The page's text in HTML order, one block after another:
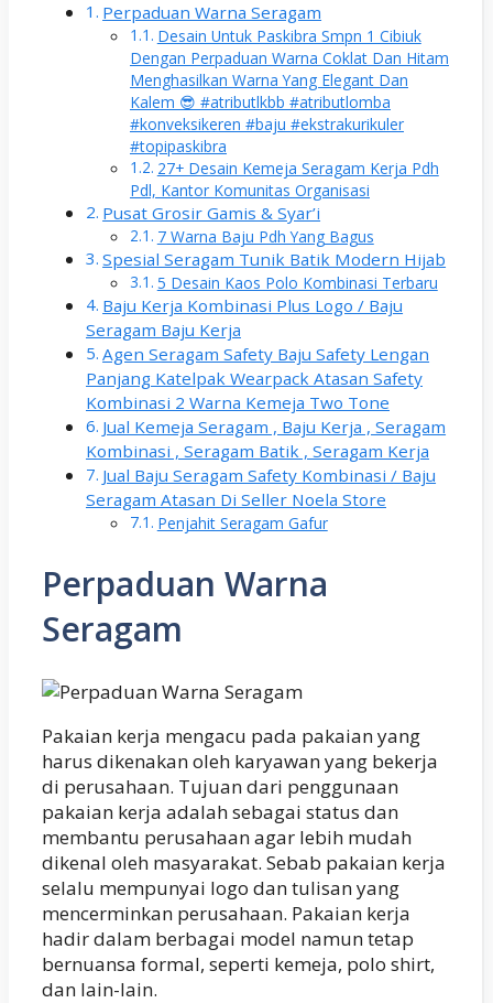
Perpaduan Warna Seragam
Desain Untuk Paskibra Smpn 1 Cibiuk
Dengan Perpaduan Warna Coklat Dan Hitam
Menghasilkan Warna Yang Elegant Dan
Kalem 😎 #atributlkbb #atributlomba
#konveksikeren #baju #ekstrakurikuler
#topipaskibra
27+ Desain Kemeja Seragam Kerja Pdh
Pdl, Kantor Komunitas Organisasi
Pusat Grosir Gamis & Syar’i
7 Warna Baju Pdh Yang Bagus
Spesial Seragam Tunik Batik Modern Hijab
5 Desain Kaos Polo Kombinasi Terbaru
Baju Kerja Kombinasi Plus Logo / Baju
Seragam Baju Kerja
Agen Seragam Safety Baju Safety Lengan
Panjang Katelpak Wearpack Atasan Safety
Kombinasi 2 Warna Kemeja Two Tone
Jual Kemeja Seragam , Baju Kerja , Seragam
Kombinasi , Seragam Batik , Seragam Kerja
Jual Baju Seragam Safety Kombinasi / Baju
Seragam Atasan Di Seller Noela Store
Penjahit Seragam Gafur
Perpaduan Warna
Seragam
Pakaian kerja mengacu pada pakaian yang
harus dikenakan oleh karyawan yang bekerja
di perusahaan. Tujuan dari penggunaan
pakaian kerja adalah sebagai status dan
membantu perusahaan agar lebih mudah
dikenal oleh masyarakat. Sebab pakaian kerja
selalu mempunyai logo dan tulisan yang
mencerminkan perusahaan. Pakaian kerja
hadir dalam berbagai model namun tetap
bernuansa formal, seperti kemeja, polo shirt,
dan lain-lain.